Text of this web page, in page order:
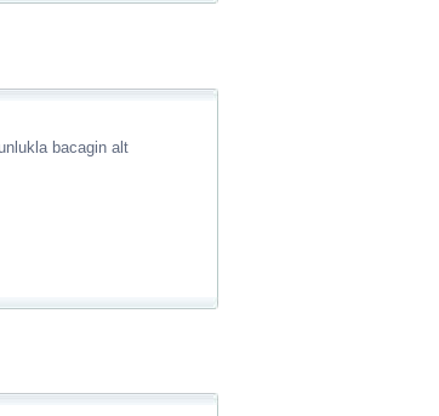
bacagin alt